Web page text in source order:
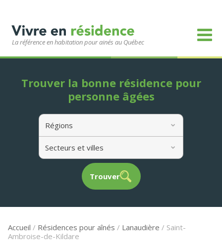
La référence en habitation pour ainés au Québec
Régions
Secteurs et villes
Trouver
Trouver la bonne résidence pour
personne âgées
Accueil / Résidences pour aînés / Lanaudière / Saint-
Ambroise-de-Kildare